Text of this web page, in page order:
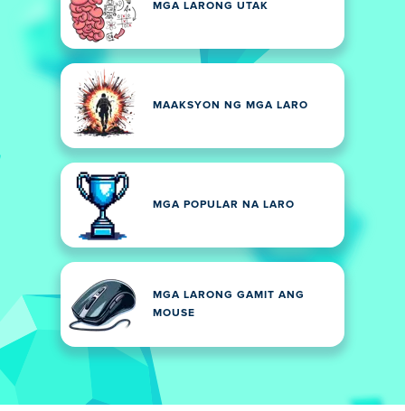
MGA LARONG UTAK
MAAKSYON NG MGA LARO
MGA POPULAR NA LARO
MGA LARONG GAMIT ANG
MOUSE